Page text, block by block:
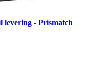
levering - Prismatch